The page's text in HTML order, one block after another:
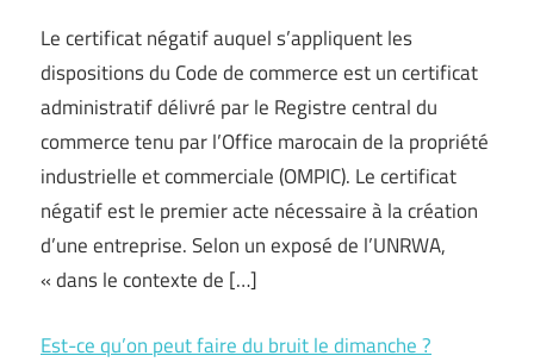
Le certificat négatif auquel s’appliquent les
dispositions du Code de commerce est un certificat
administratif délivré par le Registre central du
commerce tenu par l’Office marocain de la propriété
industrielle et commerciale (OMPIC). Le certificat
négatif est le premier acte nécessaire à la création
d’une entreprise. Selon un exposé de l’UNRWA,
« dans le contexte de […]
Est-ce qu’on peut faire du bruit le dimanche ?